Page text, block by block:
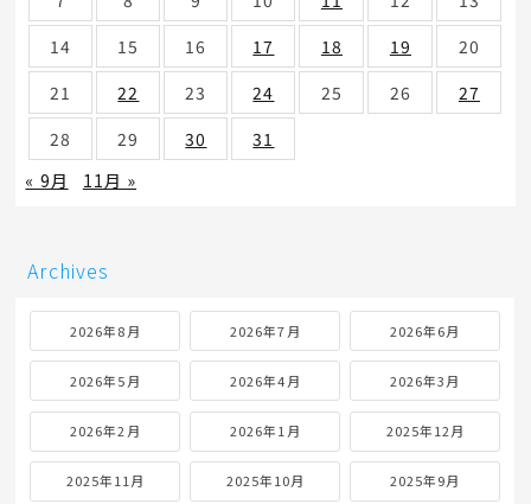
14
15 16 17 18 19
20
21
22 23 24 25 26
27
28
29 30
31
« 9月
11月 »
Archives
2026年8月 2026年7月 2026年6月
2026年5月 2026年4月 2026年3月
2026年2月 2026年1月 2025年12月
2025年11月 2025年10月 2025年9月